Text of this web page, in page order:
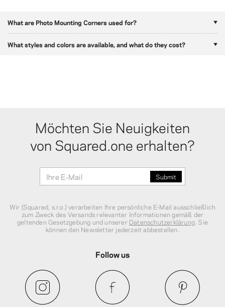
What are Photo Mounting Corners used for?
What styles and colors are available, and what do they cost?
Möchten Sie Neuigkeiten
von Squared.one erhalten?
Wir (Squared, s.r.o.) verarbeiten Ihre persönliche E‑Mail ausschließlich
zum Zweck des Versands relevanter Informationen gemäß der
geltenden Gesetzgebung und unserer Datenschutzerklärung . Sie
können den Newsletter jederzeit abbestellen.
Follow us